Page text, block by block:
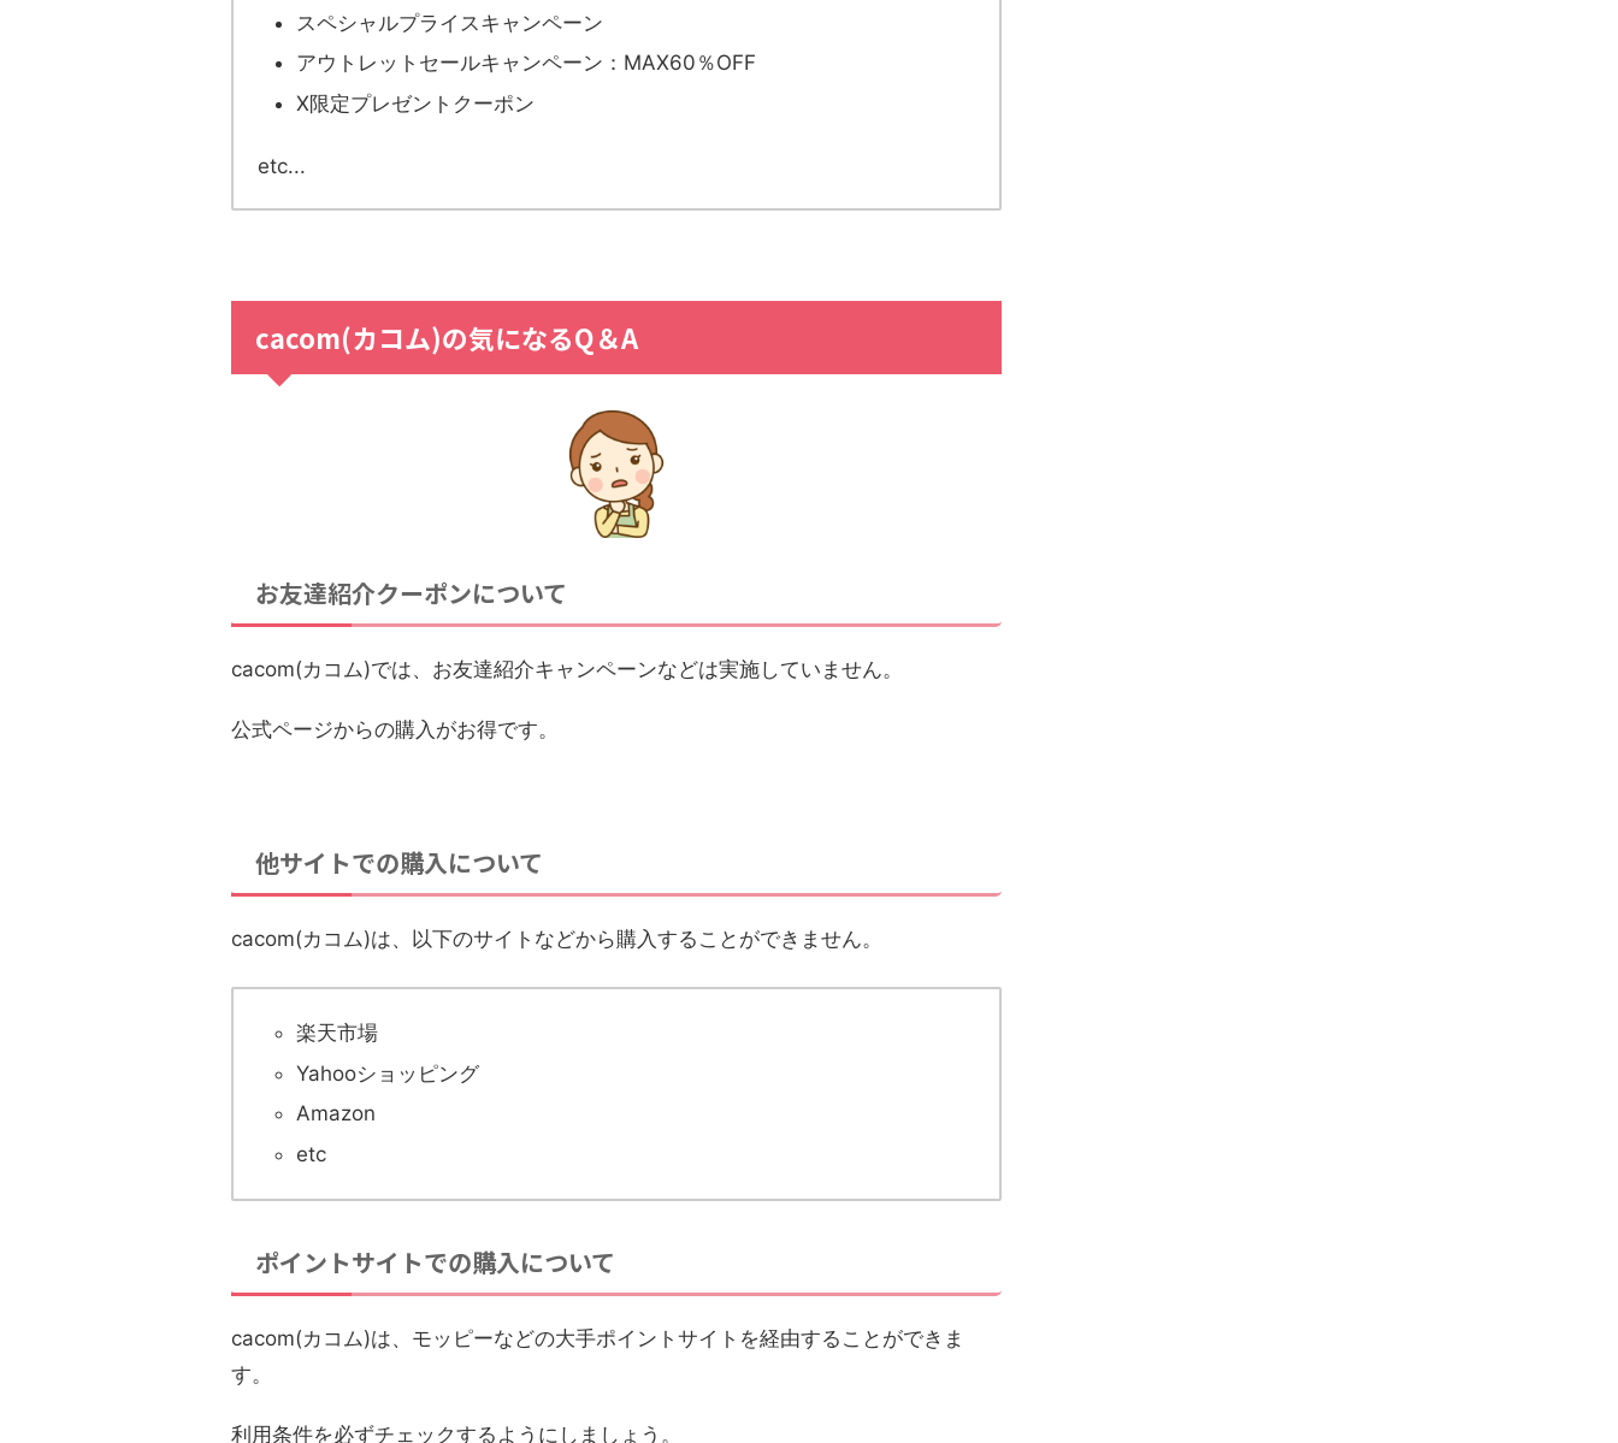
スペシャルプライスキャンペーン
アウトレットセールキャンペーン：MAX60％OFF
X限定プレゼントクーポン
etc...
cacom(カコム)の気になるQ＆A
お友達紹介クーポンについて
cacom(カコム)では、お友達紹介キャンペーンなどは実施していません。
公式ページからの購入がお得です。
他サイトでの購入について
cacom(カコム)は、以下のサイトなどから購入することができません。
楽天市場
Yahooショッピング
Amazon
etc
ポイントサイトでの購入について
cacom(カコム)は、モッピーなどの大手ポイントサイトを経由することができま
す。
利用条件を必ずチェックするようにしましょう。